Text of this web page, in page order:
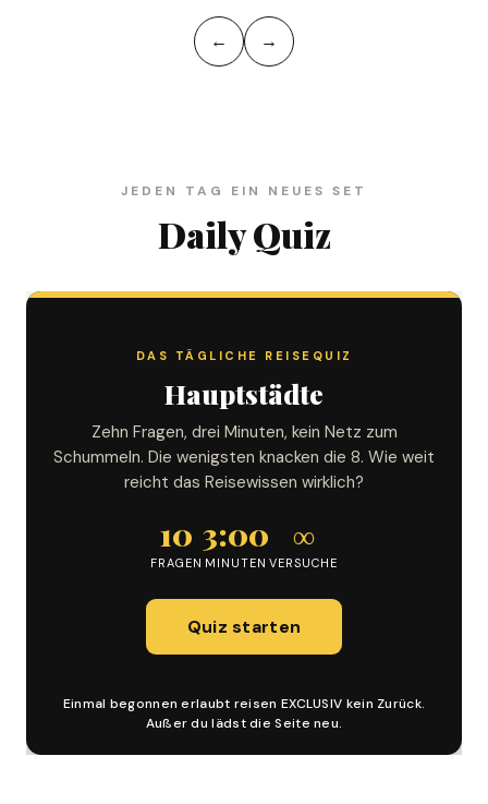
← →
JEDEN TAG EIN NEUES SET
Daily Quiz